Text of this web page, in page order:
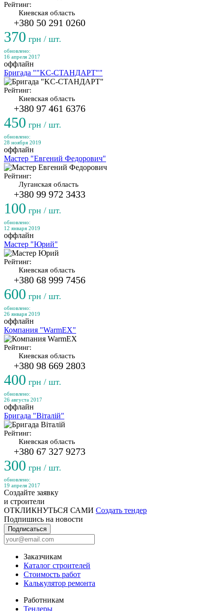
Рейтинг:
Киевская область
+380 50 291 0260
370 грн / шт.
обновлено:
16 апреля 2017
оффлайн
Бригада ""KC-СТАНДАРТ""
Рейтинг:
Киевская область
+380 97 461 6376
450 грн / шт.
обновлено:
28 ноября 2019
оффлайн
Мастер "Евгений Федорович"
Рейтинг:
Луганская область
+380 99 972 3433
100 грн / шт.
обновлено:
12 января 2019
оффлайн
Мастер "Юрий"
Рейтинг:
Киевская область
+380 68 999 7456
600 грн / шт.
обновлено:
26 января 2019
оффлайн
Компания "WarmEX"
Рейтинг:
Киевская область
+380 98 669 2803
400 грн / шт.
обновлено:
26 августа 2017
оффлайн
Бригада "Віталій"
Рейтинг:
Киевская область
+380 67 327 9273
300 грн / шт.
обновлено:
19 апреля 2017
Создайте заявку
и строители
ОТКЛИКНУТЬСЯ САМИ Создать тендер
Подпишись на новости
Подписаться
Заказчикам
Каталог строителей
Стоимость работ
Калькулятор ремонта
Работникам
Тендеры